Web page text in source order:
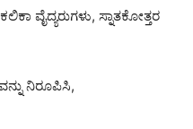
ವೈದ್ಯರುಗಳು, ಸ್ನಾತಕೋತ್ತರ
ನಿರೂಪಿಸಿ,